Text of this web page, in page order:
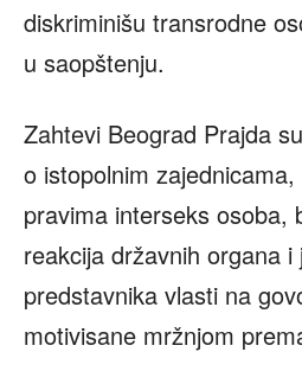
diskriminišu transrodne
u saopštenju.
Zahtevi Beograd Prajda
o istopolnim
pravima interseks osoba,
reakcija državnih organa i
predstavnika vlasti na
motivisane mržnjom